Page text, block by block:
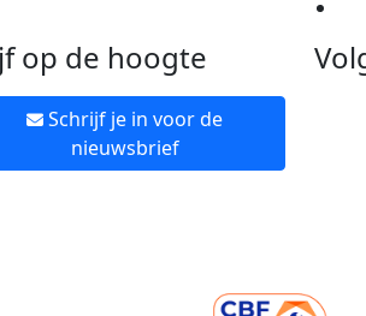
op de hoogte
Schrijf je in voor de
nieuwsbrief